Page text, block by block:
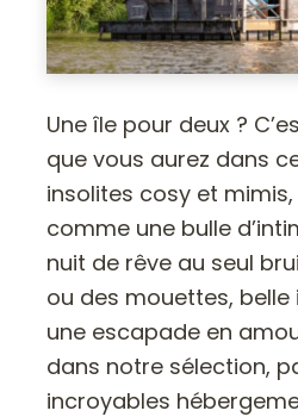
Une île pour deux ?
que vous aurez dans
insolites cosy et
comme une bulle
nuit de rêve au seul
ou des mouettes,
une escapade en
dans notre sélection,
incroyables